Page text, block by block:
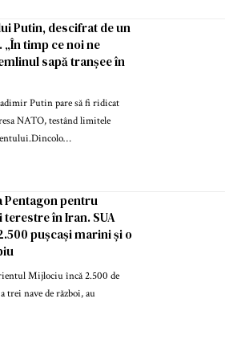
Putin, descifrat de un
timp ce noi ne
sapă tranșee în
Putin pare să fi ridicat
NATO, testând limitele
Pentagon pentru
în Iran. SUA
pușcași marini și o
Mijlociu încă 2.500 de
trei nave de război, au